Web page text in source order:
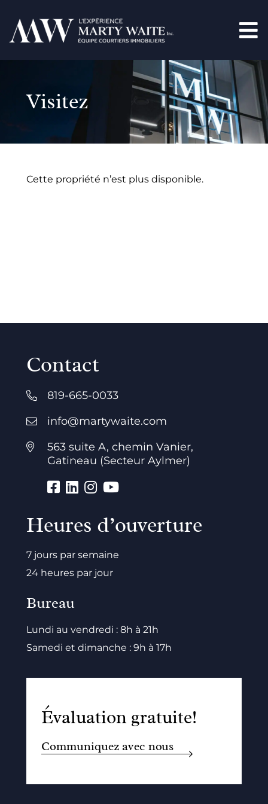
Visitez
Cette propriété n’est plus disponible.
Contact
819-665-0033
info@martywaite.com
563 suite A, chemin Vanier,
Gatineau (Secteur Aylmer)
Heures d’ouverture
7 jours par semaine
24 heures par jour
Bureau
Lundi au vendredi : 8h à 21h
Samedi et dimanche : 9h à 17h
Évaluation gratuite!
Communiquez avec nous